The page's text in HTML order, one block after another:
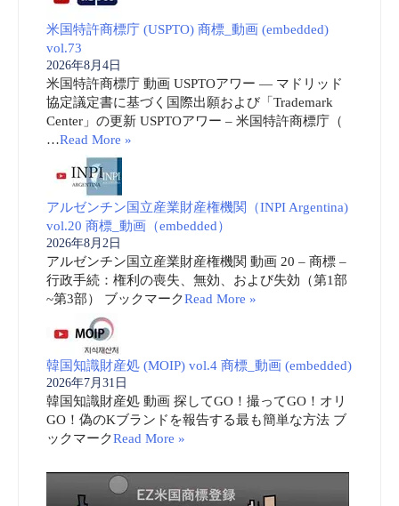
米国特許商標庁 (USPTO) 商標_動画 (embedded)
vol.73
2026年8月4日
米国特許商標庁 動画 USPTOアワー ― マドリッド
協定議定書に基づく国際出願および「Trademark
Center」の更新 USPTOアワー – 米国特許商標庁（
…Read More »
アルゼンチン国立産業財産権機関（INPI Argentina)
vol.20 商標_動画（embedded）
2026年8月2日
アルゼンチン国立産業財産権機関 動画 20 – 商標 –
行政手続：権利の喪失、無効、および失効（第1部
~第3部） ブックマークRead More »
韓国知識財産処 (MOIP) vol.4 商標_動画 (embedded)
2026年7月31日
韓国知識財産処 動画 探してGO！撮ってGO！オリ
GO！偽のKブランドを報告する最も簡単な方法 ブ
ックマークRead More »